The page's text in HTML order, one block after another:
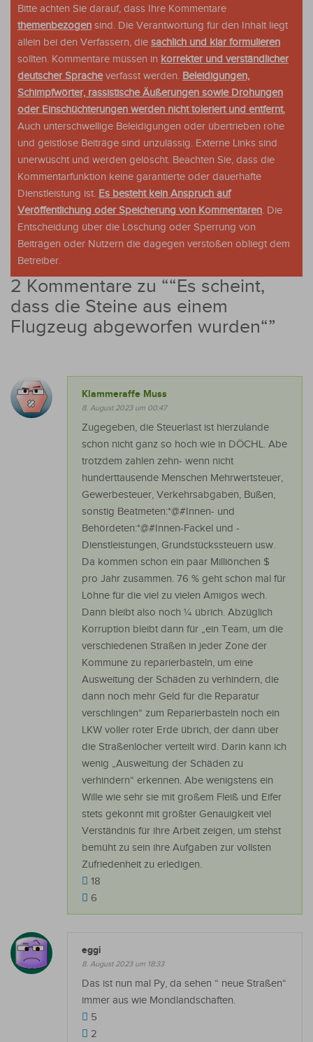
Bitte achten Sie darauf, dass Ihre Kommentare
themenbezogen sind. Die Verantwortung für den Inhalt liegt
allein bei den Verfassern, die sachlich und klar formulieren
sollten. Kommentare müssen in korrekter und verständlicher
deutscher Spracheverfasst werden. Beleidigungen,
Schimpfwörter, rassistische Äußerungen sowie Drohungen
oder Einschüchterungen werden nicht toleriert und entfernt.
Auch unterschwellige Beleidigungen oder übertrieben rohe
und geistlose Beiträge sind unzulässig. Externe Links sind
unerwüscht und werden gelöscht. Beachten Sie, dass die
Kommentarfunktion keine garantierte oder dauerhafte
Dienstleistung ist. Es besteht kein Anspruch auf
Veröffentlichung oder Speicherung von Kommentaren. Die
Entscheidung über die Löschung oder Sperrung von
Beiträgen oder Nutzern die dagegen verstoßen obliegt dem
Betreiber.
2 Kommentare zu ““Es scheint,
dass die Steine aus einem
Flugzeug abgeworfen wurden“”
Klammeraffe Muss
8. August 2023 um 00:47
Zugegeben, die Steuerlast ist hierzulande
schon nicht ganz so hoch wie in DÖCHL. Abe
trotzdem zahlen zehn- wenn nicht
hunderttausende Menschen Mehrwertsteuer,
Gewerbesteuer, Verkehrsabgaben, Bußen,
sonstig Beatmeten:*@#Innen- und
Behördeten:*@#Innen-Fackel und -
Dienstleistungen, Grundstückssteuern usw.
Da kommen schon ein paar Milliönchen $
pro Jahr zusammen. 76 % geht schon mal für
Löhne für die viel zu vielen Amigos wech.
Dann bleibt also noch ¼ übrich. Abzüglich
Korruption bleibt dann für „ein Team, um die
verschiedenen Straßen in jeder Zone der
Kommune zu reparierbasteln, um eine
Ausweitung der Schäden zu verhindern, die
dann noch mehr Geld für die Reparatur
verschlingen“ zum Reparierbasteln noch ein
LKW voller roter Erde übrich, der dann über
die Straßenlöcher verteilt wird. Darin kann ich
wenig „Ausweitung der Schäden zu
verhindern“ erkennen. Abe wenigstens ein
Wille wie sehr sie mit großem Fleiß und Eifer
stets gekonnt mit größter Genauigkeit viel
Verständnis für ihre Arbeit zeigen, um stehst
bemüht zu sein ihre Aufgaben zur vollsten
Zufriedenheit zu erledigen.
18
6
eggi
8. August 2023 um 18:33
Das ist nun mal Py, da sehen “ neue Straßen“
immer aus wie Mondlandschaften.
5
2